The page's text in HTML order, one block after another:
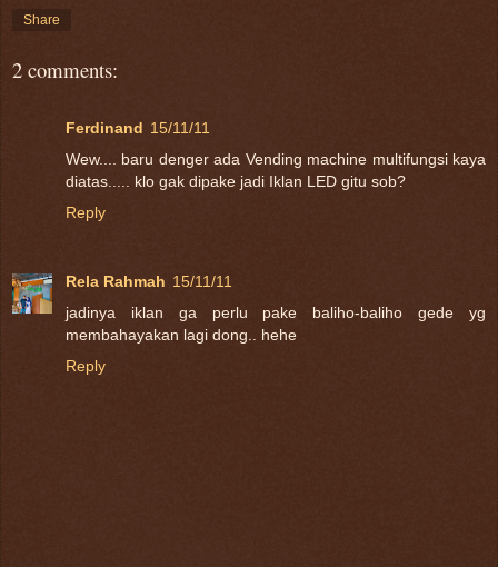
Share
2 comments:
Ferdinand 15/11/11
Wew.... baru denger ada Vending machine multifungsi kaya
diatas..... klo gak dipake jadi Iklan LED gitu sob?
Reply
Rela Rahmah 15/11/11
jadinya iklan ga perlu pake baliho-baliho gede yg
membahayakan lagi dong.. hehe
Reply